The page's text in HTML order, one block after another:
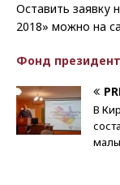
Оставить заявку
2018» можно на
Фонд
В